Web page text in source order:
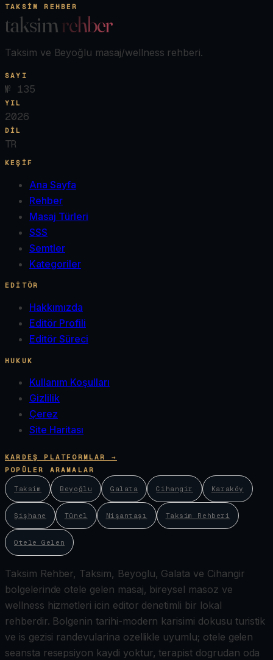
TAKSIM REHBER
taksimrehber
Taksim ve Beyoğlu masaj/wellness rehberi.
SAYI
№ 135
YIL
2026
DIL
TR
KEŞIF
Ana Sayfa
Rehber
Masaj Türleri
SSS
Semtler
Kategoriler
EDITÖR
Hakkımızda
Editör Profili
Editör Süreci
HUKUK
Kullanım Koşulları
Gizlilik
Çerez
Site Haritası
KARDEŞ PLATFORMLAR →
POPÜLER ARAMALAR
Taksim Beyoğlu Galata Cihangir Karaköy
Şişhane Tünel Nişantaşı Taksim Rehberi
Otele Gelen
Taksim Rehber, Taksim, Beyoglu, Galata ve Cihangir
bolgelerinde otele gelen masaj, bireysel masoz ve
wellness hizmetleri icin editor denetimli bir lokal
rehberdir. Bolgenin tarihi-modern karisimi dokusu turistik
ve is gezisi randevularina ozellikle uyumlu; otele gelen
seansta resepsiyon kaydi yoktur, terapist dogrudan oda